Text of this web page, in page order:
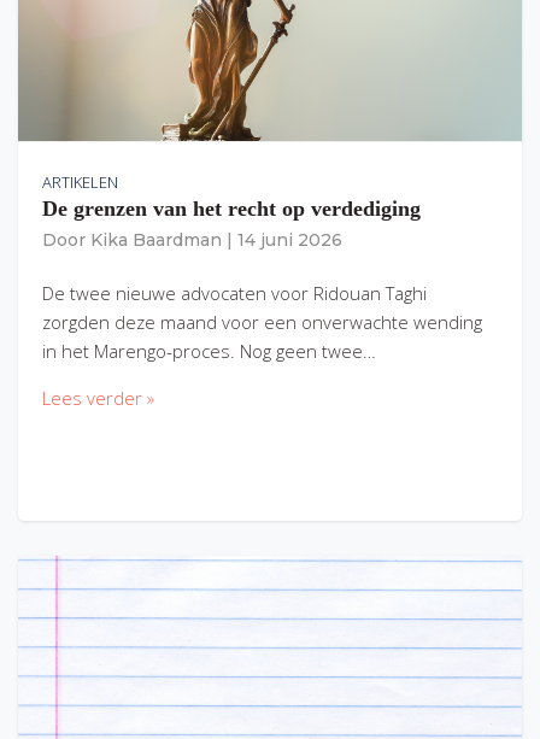
ARTIKELEN
De grenzen van het recht op verdediging
Door Kika Baardman 14 juni 2026
De twee nieuwe advocaten voor Ridouan Taghi
zorgden deze maand voor een onverwachte wending
in het Marengo-proces. Nog geen twee…
Lees verder »